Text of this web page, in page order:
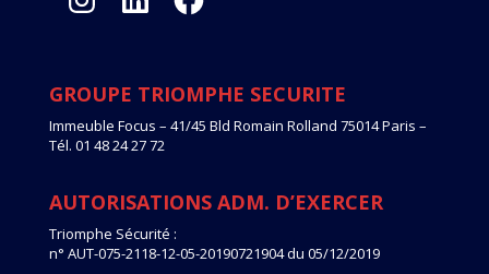
GROUPE TRIOMPHE SECURITE
Immeuble Focus – 41/45 Bld Romain Rolland 75014 Paris –
Tél. 01 48 24 27 72
AUTORISATIONS ADM. D’EXERCER
Triomphe Sécurité :
n° AUT-075-2118-12-05-20190721904 du 05/12/2019